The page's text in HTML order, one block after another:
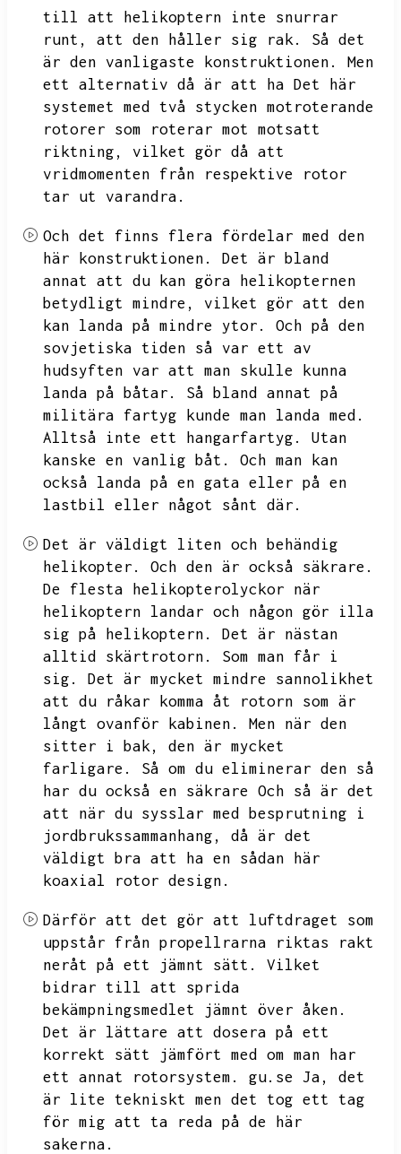
till att helikoptern inte snurrar
runt,
att den håller sig rak.
Så det
är den vanligaste konstruktionen.
Men
ett alternativ då är att ha Det här
systemet med två stycken motroterande
rotorer som roterar mot motsatt
riktning,
vilket gör då att
vridmomenten från respektive rotor
tar ut varandra.
Och det finns flera fördelar med den
här konstruktionen.
Det är bland
annat att du kan göra helikopternen
betydligt mindre,
vilket gör att den
kan landa på mindre ytor.
Och på den
sovjetiska tiden så var ett av
hudsyften var att man skulle kunna
landa på båtar.
Så bland annat på
militära fartyg kunde man landa med.
Alltså inte ett hangarfartyg.
Utan
kanske en vanlig båt.
Och man kan
också landa på en gata eller på en
lastbil eller något sånt där.
Det är väldigt liten och behändig
helikopter.
Och den är också säkrare.
De flesta helikopterolyckor när
helikoptern landar och någon gör illa
sig på helikoptern.
Det är nästan
alltid skärtrotorn.
Som man får i
sig.
Det är mycket mindre sannolikhet
att du råkar komma åt rotorn som är
långt ovanför kabinen.
Men när den
sitter i bak,
den är mycket
farligare.
Så om du eliminerar den så
har du också en säkrare Och så är det
att när du sysslar med besprutning i
jordbrukssammanhang,
då är det
väldigt bra att ha en sådan här
koaxial rotor design.
Därför att det gör att luftdraget som
uppstår från propellrarna riktas rakt
neråt på ett jämnt sätt.
Vilket
bidrar till att sprida
bekämpningsmedlet jämnt över åken.
Det är lättare att dosera på ett
korrekt sätt jämfört med om man har
ett annat rotorsystem.
gu.se Ja,
det
är lite tekniskt men det tog ett tag
för mig att ta reda på de här
sakerna.